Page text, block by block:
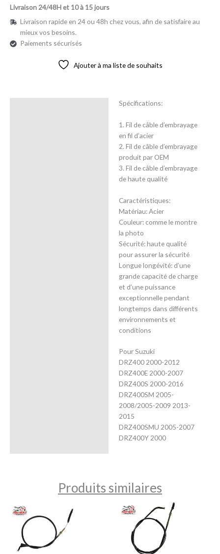
Livraison 24/48H et 10 à 15 jours
Livraison rapide en 24 ou 48h chez vous, afin de satisfaire au
mieux vos besoins.
Paiements sécurisés
Ajouter à ma liste de souhaits
Spécifications:
1. Fil de câble d’embrayage
en fil d’acier
2. Fil de câble d’embrayage
produit par OEM
3. Fil de câble d’embrayage
de haute qualité
Caractéristiques:
Matériau: Acier
Couleur: comme le montre
la photo
Sécurité: haute qualité
pour assurer la sécurité
Longue longévité: d’une
grande capacité de charge
et d’une puissance
exceptionnelle pendant
longtemps dans différents
environnements et
conditions
Pour Suzuki
DRZ400 2000-2012
DRZ400E 2000-2007
DRZ400S 2000-2016
DRZ400SM 2005-
2008/2005-2009 2013-
2015
DRZ400SMU 2005-2007
DRZ400Y 2000
Produits similaires